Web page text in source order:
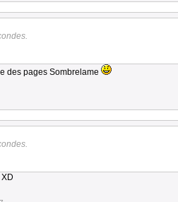
des pages Sombrelame